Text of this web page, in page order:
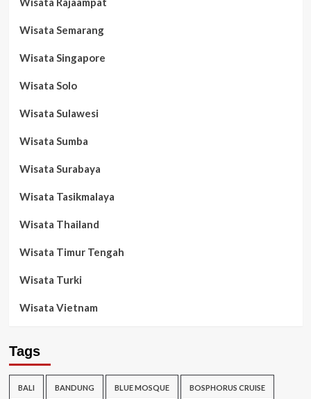
Wisata Semarang
Wisata Singapore
Wisata Solo
Wisata Sulawesi
Wisata Sumba
Wisata Surabaya
Wisata Tasikmalaya
Wisata Thailand
Wisata Timur Tengah
Wisata Turki
Wisata Vietnam
Tags
BALI BANDUNG BLUE MOSQUE BOSPHORUS CRUISE